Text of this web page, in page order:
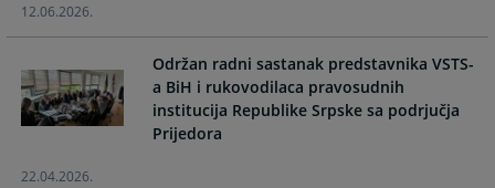
the
and
select
a
Press
and
select
a
date.
12.06.2026.
Održan radni sastanak predstavnika VSTS-
a BiH i rukovodilaca pravosudnih
institucija Republike Srpske sa podrjučja
Prijedora
22.04.2026.